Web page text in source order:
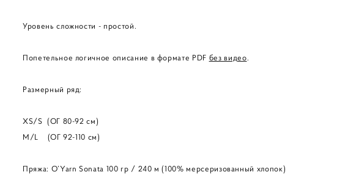
Уровень сложности - простой.
Попетельное логичное описание в формате PDF без видео.
Размерный ряд:
XS/S (ОГ 80-92 см)
M/L (ОГ 92-110 см)
Пряжа: O’Yarn Sonata 100 гр / 240 м (100% мерсеризованный хлопок)